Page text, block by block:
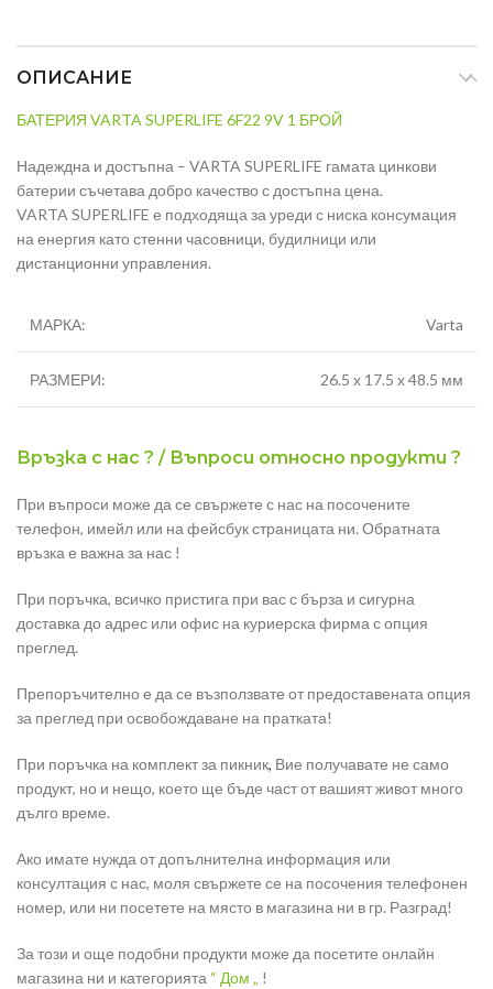
ОПИСАНИЕ
БАТЕРИЯ VARTA SUPERLIFE 6F22 9V 1 БРОЙ
Надеждна и достъпна – VARTA SUPERLIFE гамата цинкови
батерии съчетава добро качество с достъпна цена.
VARTA SUPERLIFE е подходяща за уреди с ниска консумация
на енергия като стенни часовници, будилници или
дистанционни управления.
МАРКА: Varta
РАЗМЕРИ: 26.5 х 17.5 х 48.5 мм
Връзка с нас ? / Въпроси относно продукти ?
При въпроси може да се свържете с нас на посочените
телефон, имейл или на фейсбук страницата ни. Обратната
връзка е важна за нас !
При поръчка, всичко пристига при вас с бърза и сигурна
доставка до адрес или офис на куриерска фирма с опция
преглед.
Препоръчително е да се възползвате от предоставената опция
за преглед при освобождаване на пратката!
При поръчка на комплект за пикник, Вие получавате не само
продукт, но и нещо, което ще бъде част от вашият живот много
дълго време.
Ако имате нужда от допълнителна информация или
консултация с нас, моля свържете се на посочения телефонен
номер, или ни посетете на място в магазина ни в гр. Разград!
За този и още подобни продукти може да посетите онлайн
магазина ни и категорията “ Дом „ !